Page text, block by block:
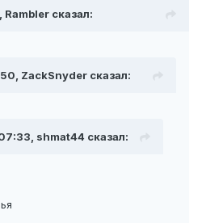
сказал:
ZackSnyder сказал:
shmat44 сказал: